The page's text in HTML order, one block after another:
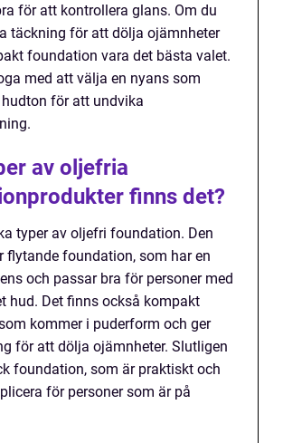
för att kontrollera glans. Om du
täckning för att dölja ojämnheter
foundation vara det bästa valet.
med att välja en nyans som
för att undvika
av oljefria
finns det?
typer av oljefri foundation. Den
flytande foundation, som har en
och passar bra för personer med
hud. Det finns också kompakt
kommer i puderform och ger
för att dölja ojämnheter. Slutligen
foundation, som är praktiskt och
för personer som är på